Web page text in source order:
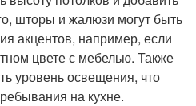
шторы и жалюзи могут быть
акцентов, например, если
цвете с мебелью. Также
уровень освещения, что
на кухне.